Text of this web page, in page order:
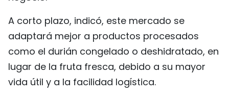
A corto plazo, indicó, este mercado se
adaptará mejor a productos procesados
como el durián congelado o deshidratado, en
lugar de la fruta fresca, debido a su mayor
vida útil y a la facilidad logística.